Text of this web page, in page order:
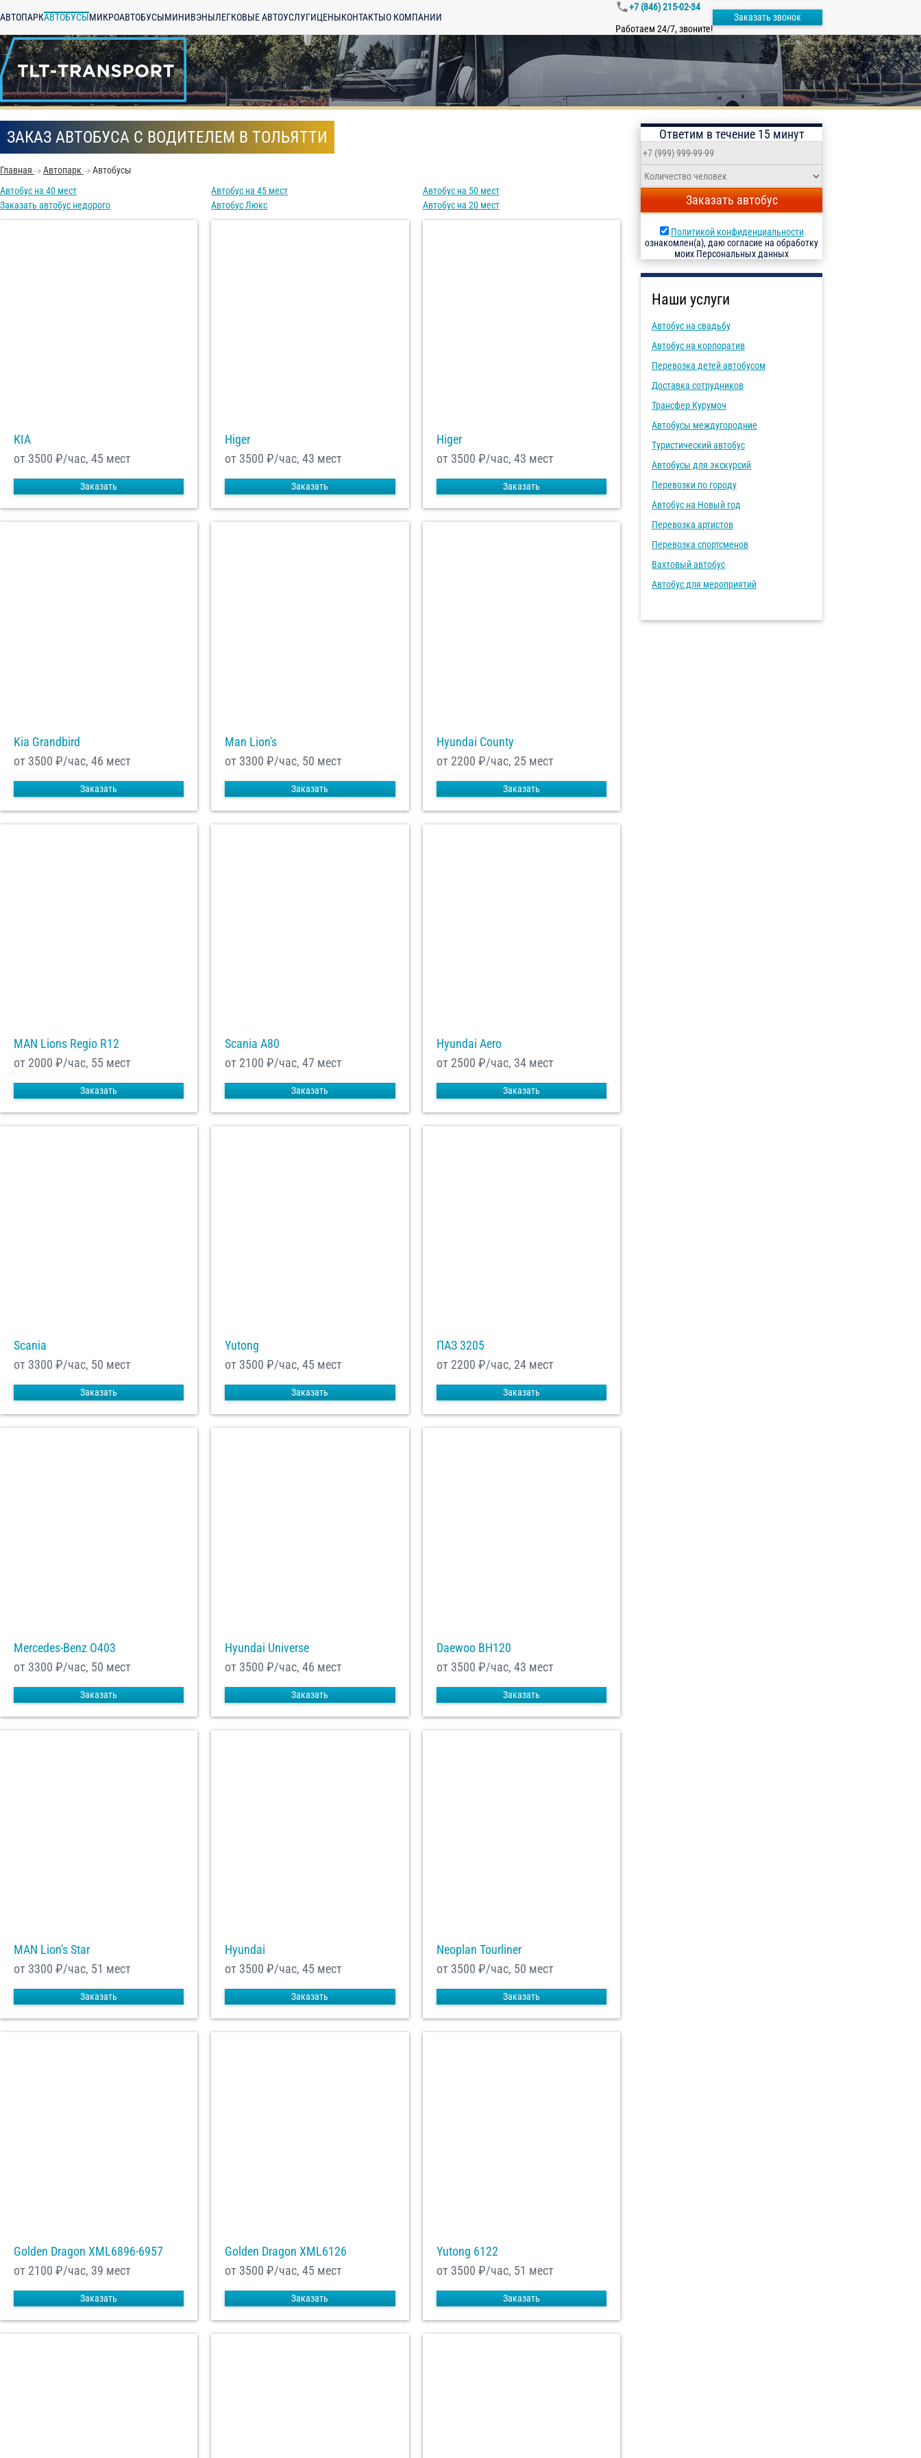
АВТОПАРКАВТОБУСЫМИКРОАВТОБУСЫМИНИВЭНЫЛЕГКОВЫЕ АВТОУСЛУГИЦЕНЫКОНТАКТЫО КОМПАНИИ
+7 (846) 215-02-34
Работаем 24/7, звоните!
Заказать звонок
ЗАКАЗ АВТОБУСА С ВОДИТЕЛЕМ В ТОЛЬЯТТИ
Главная Автопарк
Автобусы
Автобус на 40 мест
Автобус на 45 мест
Автобус на 50 мест
Заказать автобус недорого
Автобус Люкс Автобус на 20 мест
KIA
от 3500 ₽/час, 45 мест
Заказать
Higer
от 3500 ₽/час, 43 мест
Заказать
Higer
от 3500 ₽/час, 43 мест
Заказать
Kia Grandbird
от 3500 ₽/час, 46 мест
Заказать
Man Lion's
от 3300 ₽/час, 50 мест
Заказать
Hyundai County
от 2200 ₽/час, 25 мест
Заказать
MAN Lions Regio R12
от 2000 ₽/час, 55 мест
Заказать
Scania A80
от 2100 ₽/час, 47 мест
Заказать
Hyundai Aero
от 2500 ₽/час, 34 мест
Заказать
Scania
от 3300 ₽/час, 50 мест
Заказать
Yutong
от 3500 ₽/час, 45 мест
Заказать
ПАЗ 3205
от 2200 ₽/час, 24 мест
Заказать
Mercedes-Benz О403
от 3300 ₽/час, 50 мест
Заказать
Hyundai Universe
от 3500 ₽/час, 46 мест
Заказать
Daewoo ВН120
от 3500 ₽/час, 43 мест
Заказать
MAN Lion's Star
от 3300 ₽/час, 51 мест
Заказать
Hyundai
от 3500 ₽/час, 45 мест
Заказать
Neoplan Tourliner
от 3500 ₽/час, 50 мест
Заказать
Golden Dragon XML6896-6957
от 2100 ₽/час, 39 мест
Заказать
Golden Dragon XML6126
от 3500 ₽/час, 45 мест
Заказать
Yutong 6122
от 3500 ₽/час, 51 мест
Заказать
Ответим в течение 15 минут
Заказать автобус
Политикой конфиденциальности
ознакомлен(а), даю согласие на обработку
моих Персональных данных
Наши услуги
Автобус на свадьбу
Автобус на корпоратив
Перевозка детей автобусом
Доставка сотрудников
Трансфер Курумоч
Автобусы междугородние
Туристический автобус
Автобусы для экскурсий
Перевозки по городу
Автобус на Новый год
Перевозка артистов
Перевозка спортсменов
Вахтовый автобус
Автобус для мероприятий